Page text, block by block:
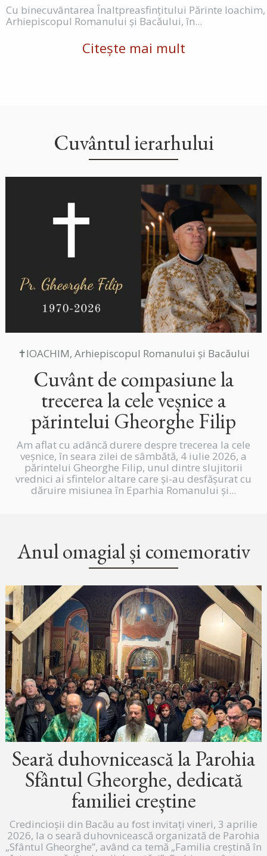
Cu binecuvântarea Înaltpreasfințitului Părinte Ioachim,
Arhiepiscopul Romanului și Bacăului, în...
Citește mai mult
Cuvântul ierarhului
✝IOACHIM, Arhiepiscopul Romanului și Bacăului
Cuvânt de compasiune la
trecerea la cele veșnice a
părintelui Gheorghe Filip
Am aflat cu adâncă durere despre trecerea la cele
veșnice, în seara zilei de sâmbătă, 4 iulie 2026, a
părintelui Gheorghe Filip, unul dintre slujitorii
vrednici ai sfintelor altare care și-au desfășurat cu
dăruire misiunea în Eparhia Romanului și...
Anul omagial și comemorativ
Seară duhovnicească la Parohia
Sfântul Gheorghe, dedicată
familiei creștine
Credincioșii din Bacău au fost invitați vineri, 3 aprilie
2026, la o seară duhovnicească organizată de Parohia
„Sfântul Gheorghe”, având ca temă „Familia creștină în